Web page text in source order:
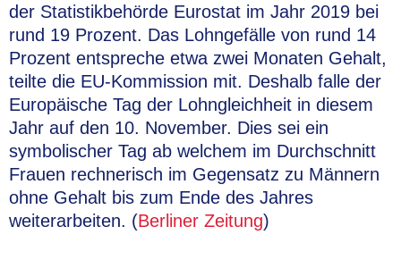
der Statistikbehörde Eurostat im Jahr 2019 bei
rund 19 Prozent. Das Lohngefälle von rund 14
Prozent entspreche etwa zwei Monaten Gehalt,
teilte die EU-Kommission mit. Deshalb falle der
Europäische Tag der Lohngleichheit in diesem
Jahr auf den 10. November. Dies sei ein
symbolischer Tag ab welchem im Durchschnitt
Frauen rechnerisch im Gegensatz zu Männern
ohne Gehalt bis zum Ende des Jahres
weiterarbeiten. (Berliner Zeitung)